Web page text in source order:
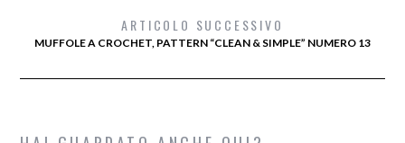
ARTICOLO SUCCESSIVO
MUFFOLE A CROCHET, PATTERN “CLEAN & SIMPLE” NUMERO 13